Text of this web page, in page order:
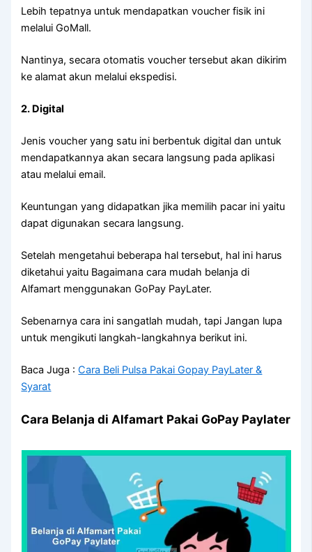
Lebih tepatnya untuk mendapatkan voucher fisik ini
melalui GoMall.
Nantinya, secara otomatis voucher tersebut akan dikirim
ke alamat akun melalui ekspedisi.
2. Digital
Jenis voucher yang satu ini berbentuk digital dan untuk
mendapatkannya akan secara langsung pada aplikasi
atau melalui email.
Keuntungan yang didapatkan jika memilih pacar ini yaitu
dapat digunakan secara langsung.
Setelah mengetahui beberapa hal tersebut, hal ini harus
diketahui yaitu Bagaimana cara mudah belanja di
Alfamart menggunakan GoPay PayLater.
Sebenarnya cara ini sangatlah mudah, tapi Jangan lupa
untuk mengikuti langkah-langkahnya berikut ini.
Baca Juga :Cara Beli Pulsa Pakai Gopay PayLater &
Syarat
Cara Belanja di Alfamart Pakai GoPay Paylater